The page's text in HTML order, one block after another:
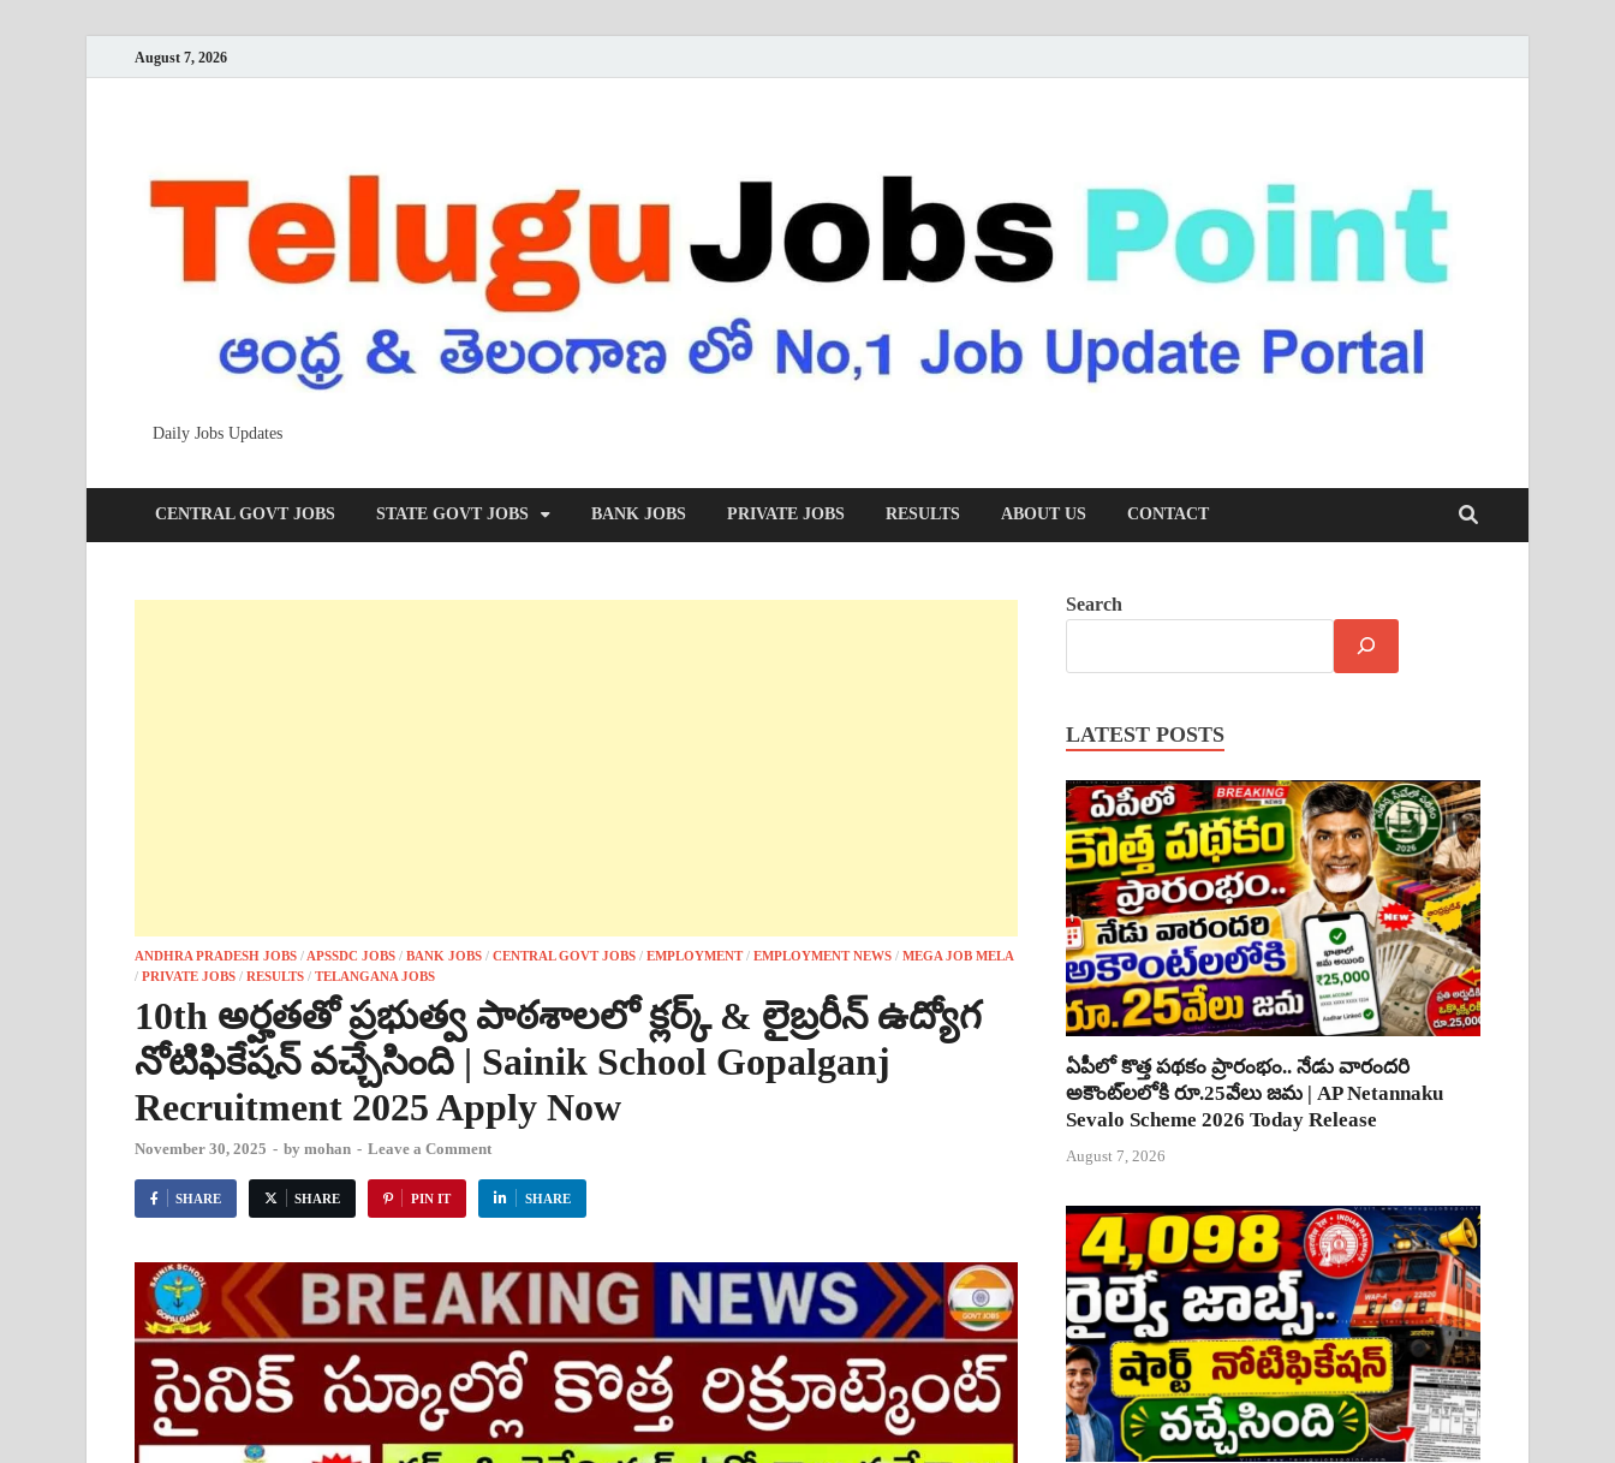
August 7, 2026
Daily Jobs Updates
CENTRAL GOVT JOBS STATE GOVT JOBS BANK JOBS PRIVATE JOBS RESULTS ABOUT US CONTACT
ANDHRA PRADESH JOBS / APSSDC JOBS / BANK JOBS / CENTRAL GOVT JOBS / EMPLOYMENT/ EMPLOYMENT NEWS / MEGA JOB MELA
/ PRIVATE JOBS / RESULTS / TELANGANA JOBS
10th అర్హతతో ప్రభుత్వ పాఠశాలలో క్లర్క్ & లైబ్రరీన్ ఉద్యోగ
నోటిఫికేషన్ వచ్చేసింది | Sainik School Gopalganj
Recruitment 2025 Apply Now
November 30, 2025 - by mohan - Leave a Comment
SHARE SHARE PIN IT SHARE
Search
LATEST POSTS
ఏపీలో కొత్త పథకం ప్రారంభం.. నేడు వారందరి
అకౌంట్‌లలోకి రూ.25వేలు జమ | AP Netannaku
Sevalo Scheme 2026 Today Release
August 7, 2026